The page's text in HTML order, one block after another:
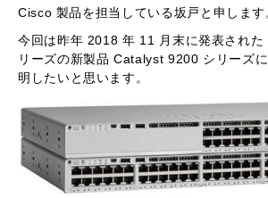
Cisco 製品を担当している坂戸と申します
今回は昨年 2018 年 11 月末に発表され
リーズの新製品 Catalyst 9200 シリーズ
明したいと思います。